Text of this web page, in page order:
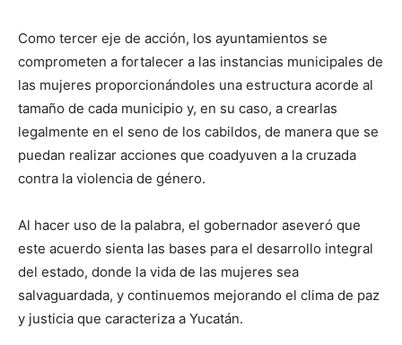
Como tercer eje de acción, los ayuntamientos se
comprometen a fortalecer a las instancias municipales de
las mujeres proporcionándoles una estructura acorde al
tamaño de cada municipio y, en su caso, a crearlas
legalmente en el seno de los cabildos, de manera que se
puedan realizar acciones que coadyuven a la cruzada
contra la violencia de género.
Al hacer uso de la palabra, el gobernador aseveró que
este acuerdo sienta las bases para el desarrollo integral
del estado, donde la vida de las mujeres sea
salvaguardada, y continuemos mejorando el clima de paz
y justicia que caracteriza a Yucatán.